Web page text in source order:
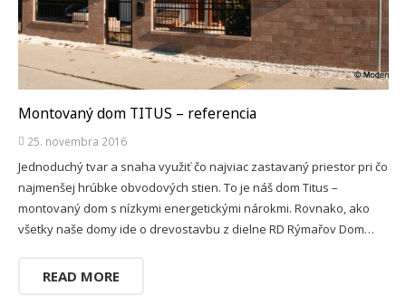
Montovaný dom TITUS – referencia
25. novembra 2016
Jednoduchý tvar a snaha využiť čo najviac zastavaný priestor pri čo
najmenšej hrúbke obvodových stien. To je náš dom Titus –
montovaný dom s nízkymi energetickými nárokmi. Rovnako, ako
všetky naše domy ide o drevostavbu z dielne RD Rýmařov Dom…
READ MORE